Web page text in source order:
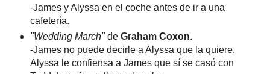
-James y Alyssa en el coche antes de ir a una
cafetería.
"Wedding March"de Graham Coxon.
-James no puede decirle a Alyssa que la quiere.
Alyssa le confiensa a James que sí se casó con